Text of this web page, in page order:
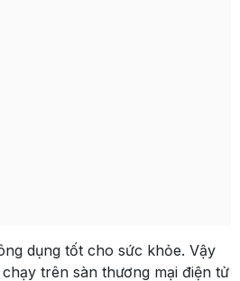
dụng tốt cho sức khỏe. Vậy
trên sàn thương mại điện tử